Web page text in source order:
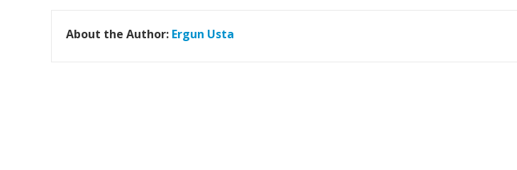
About the Author: Ergun Usta